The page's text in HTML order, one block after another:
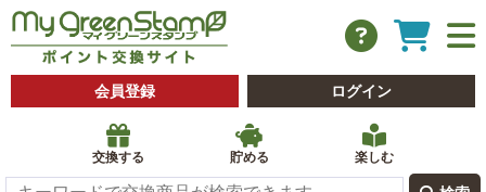
会員登録 ログイン
交換する 貯める 楽しむ